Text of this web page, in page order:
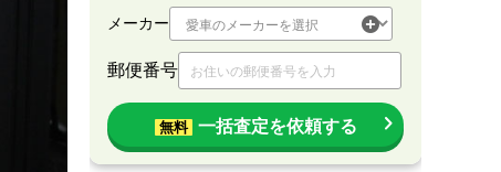
メーカー
郵便番号
無料 一括査定を依頼する